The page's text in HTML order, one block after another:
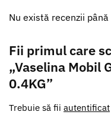
Nu există recenzii până
Fii primul care
„Vaselina Mobil
0.4KG”
Trebuie să fii autentificat